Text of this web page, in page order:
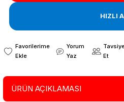
HIZLI
Yorum
Yaz
Et
ÜRÜN AÇIKLAMASI